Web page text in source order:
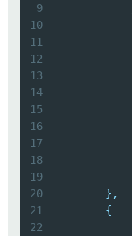
9
10
11
12
13
14
15
16
17
18
19
20
} ,
21
{
22